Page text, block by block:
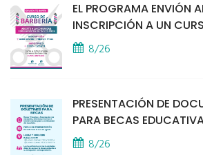
EL PROGRAMA ENVIÓN
INSCRIPCIÓN A UN
8/26
PRESENTACIÓN DE
PARA BECAS
8/26